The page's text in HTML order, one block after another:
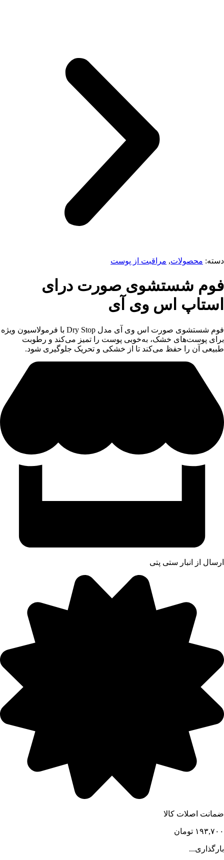
دسته: محصولات, مراقبت از پوست
فوم شستشوی صورت درای
استاپ اس وی آی
فوم شستشوی صورت اس وی آی مدل Dry Stop با فرمولاسیون ویژه
برای پوست‌های خشک، به‌خوبی پوست را تمیز می‌کند و رطوبت
طبیعی آن را حفظ می‌کند تا از خشکی و تحریک جلوگیری شود.
ارسال از انبار ستی پتی
ضمانت اصلات کالا
۱۹۳,۷۰۰ تومان
بارگذاری...